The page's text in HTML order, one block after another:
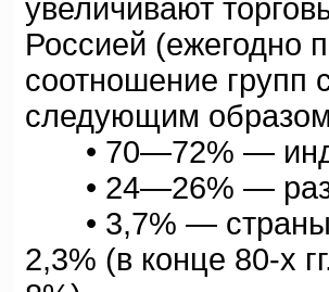
увеличивают
Россией (ежегодно
соотношение групп
следующим
• 70—72% —
• 24—26% —
• 3,7% — страны
2,3% (в конце 80-х